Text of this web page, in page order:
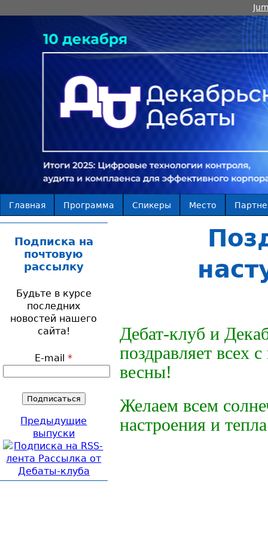
Главная Программа Спикеры Место
Дебат-клуб и
поздравляет всех
весны!
Желаем всем
настроения и
Подписка на
почтовую
рассылку
Будьте в курсе
последних
новостей нашего
сайта!
E-mail*
Предыдущие
выпуски